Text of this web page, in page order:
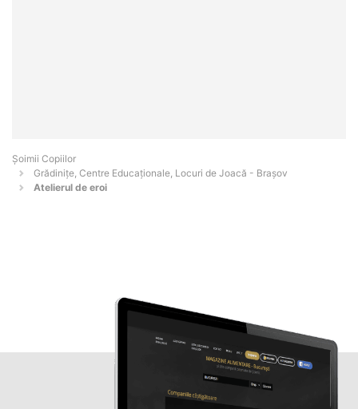
Șoimii Copiilor
Grădinițe, Centre Educaționale, Locuri de Joacă - Braşov
Atelierul de eroi